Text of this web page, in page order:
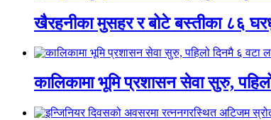
खैरहनीका मुसहर र बोटे बस्तीका ८६
कालिकामा भूमि प्रशासन सेवा सुरु,